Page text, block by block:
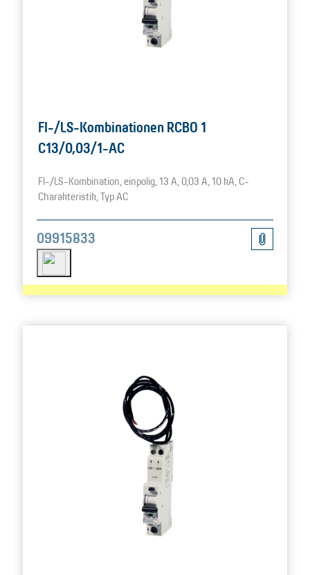
FI-/LS-Kombinationen RCBO 1
C13/0,03/1-AC
FI-/LS-Kombination, einpolig, 13 A, 0,03 A, 10 kA, C-
Charakteristik, Typ AC
09915833